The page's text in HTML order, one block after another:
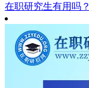
在职研究生有用吗？